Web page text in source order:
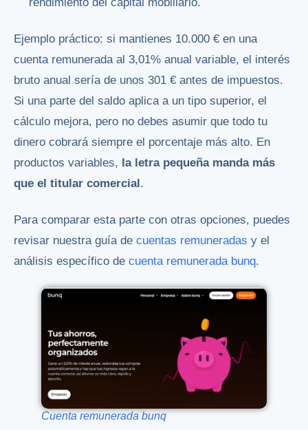
rendimiento del capital mobiliario.
Ejemplo práctico: si mantienes 10.000 € en una
cuenta remunerada al 3,01% anual variable, el interés
bruto anual sería de unos 301 € antes de impuestos.
Si una parte del saldo aplica a un tipo superior, el
cálculo mejora, pero no debes asumir que todo tu
dinero cobrará siempre el porcentaje más alto. En
productos variables, la letra pequeña manda más
que el titular comercial .
Para comparar esta parte con otras opciones, puedes
revisar nuestra guía de cuentas remuneradas y el
análisis específico de cuenta remunerada bunq.
Cuenta remunerada bunq